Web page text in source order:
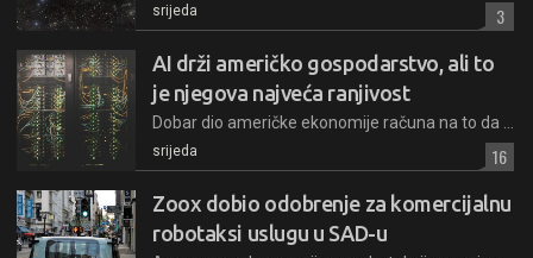
srijeda 3
AI drži američko gospodarstvo, ali to
je njegova najveća ranjivost
srijeda 16
Zoox dobio odobrenje za komercijalnu
robotaksi uslugu u SAD-u